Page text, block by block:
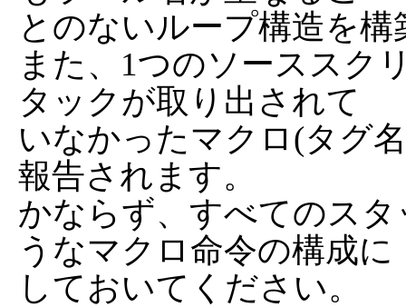
とのないループ構造を
また、1つのソーススク
タックが取り出されて
いなかったマクロ(タグ
報告されます。
かならず、すべてのス
うなマクロ命令の構成に
しておいてください。